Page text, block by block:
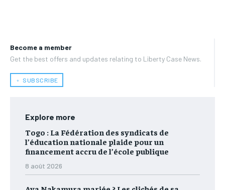
Become a member
Get the best offers and updates relating to Liberty Case News.
﹢ SUBSCRIBE
Explore more
Togo : La Fédération des syndicats de
l’éducation nationale plaide pour un
financement accru de l’école publique
8 août 2026